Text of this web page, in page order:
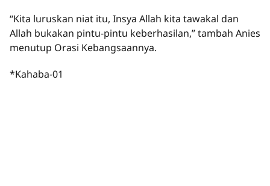
“Kita luruskan niat itu, Insya Allah kita tawakal dan
Allah bukakan pintu-pintu keberhasilan,” tambah Anies
menutup Orasi Kebangsaannya.
*Kahaba-01